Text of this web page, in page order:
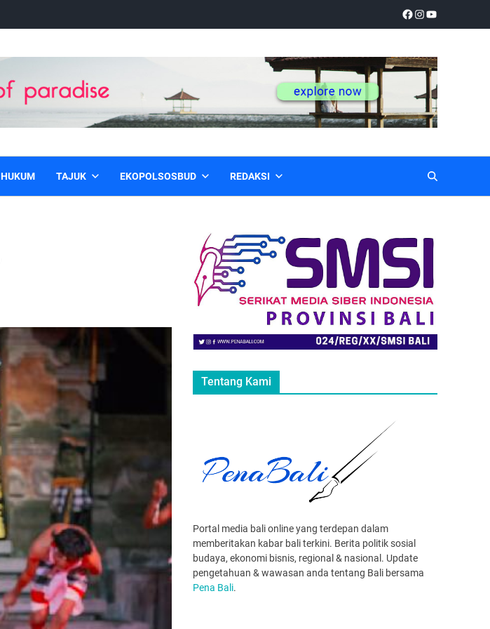
HUKUM TAJUK EKOPOLSOSBUD REDAKSI
Tentang Kami
Portal media bali online yang terdepan dalam
memberitakan kabar bali terkini. Berita politik sosial
budaya, ekonomi bisnis, regional & nasional. Update
pengetahuan & wawasan anda tentang Bali bersama
Pena Bali.